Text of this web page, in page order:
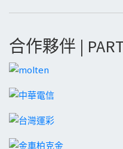
合作夥伴 |